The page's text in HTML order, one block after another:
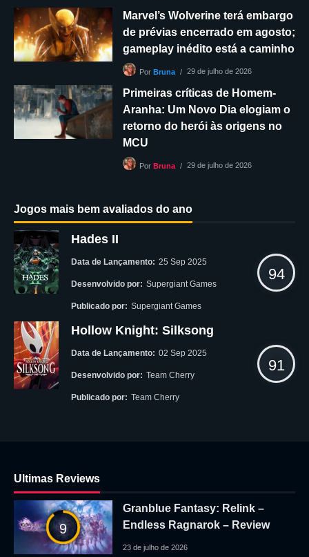
Marvel’s Wolverine terá embargo
de prévias encerrado em agosto;
gameplay inédito está a caminho
PorBruna 29 de julho de 2026
Primeiras críticas de Homem-
Aranha: Um Novo Dia elogiam o
retorno do herói às origens no
MCU
PorBruna 29 de julho de 2026
Jogos mais bem avaliados do ano
Hades II
Data de Lançamento: 25 Sep 2025
Desenvolvido por: Supergiant Games
Publicado por: Supergiant Games
94
Hollow Knight: Silksong
Data de Lançamento: 02 Sep 2025
Desenvolvido por: Team Cherry
Publicado por: Team Cherry
91
Ultimas Reviews
9
Granblue Fantasy: Relink –
Endless Ragnarok – Review
23 de julho de 2026